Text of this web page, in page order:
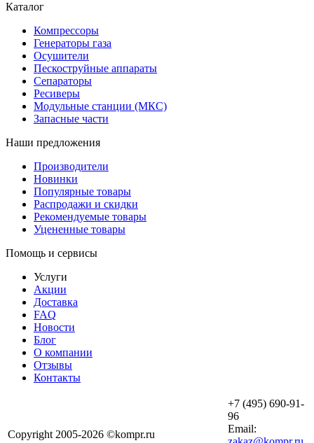
Каталог
Компрессоры
Генераторы газа
Осушители
Пескоструйные аппараты
Сепараторы
Ресиверы
Модульные станции (МКС)
Запасные части
Наши предложения
Производители
Новинки
Популярные товары
Распродажи и скидки
Рекомендуемые товары
Уцененные товары
Помощь и сервисы
Услуги
Акции
Доставка
FAQ
Новости
Блог
О компании
Отзывы
Контакты
Copyright 2005-2026 ©kompr.ru
+7 (495) 690-91-
96
Email: